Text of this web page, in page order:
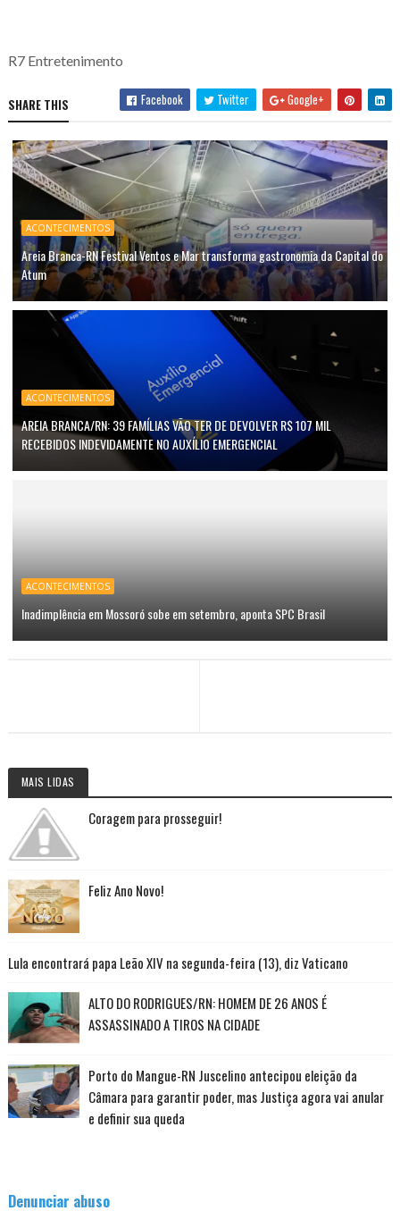
R7 Entretenimento
SHARE THIS Facebook Twitter Google+
ACONTECIMENTOS
Areia Branca-RN Festival Ventos e Mar transforma gastronomia da Capital do
Atum
ACONTECIMENTOS
AREIA BRANCA/RN: 39 FAMÍLIAS VÃO TER DE DEVOLVER R$ 107 MIL
RECEBIDOS INDEVIDAMENTE NO AUXÍLIO EMERGENCIAL
ACONTECIMENTOS
Inadimplência em Mossoró sobe em setembro, aponta SPC Brasil
MAIS LIDAS
Coragem para prosseguir!
Feliz Ano Novo!
Lula encontrará papa Leão XIV na segunda-feira (13), diz Vaticano
ALTO DO RODRIGUES/RN: HOMEM DE 26 ANOS É
ASSASSINADO A TIROS NA CIDADE
Porto do Mangue-RN Juscelino antecipou eleição da
Câmara para garantir poder, mas Justiça agora vai anular
e definir sua queda
Denunciar abuso